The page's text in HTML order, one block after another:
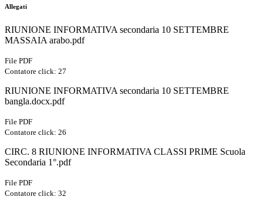
Allegati
RIUNIONE INFORMATIVA secondaria 10 SETTEMBRE
MASSAIA arabo.pdf
File PDF
Contatore click: 27
RIUNIONE INFORMATIVA secondaria 10 SETTEMBRE
bangla.docx.pdf
File PDF
Contatore click: 26
CIRC. 8 RIUNIONE INFORMATIVA CLASSI PRIME Scuola
Secondaria 1°.pdf
File PDF
Contatore click: 32